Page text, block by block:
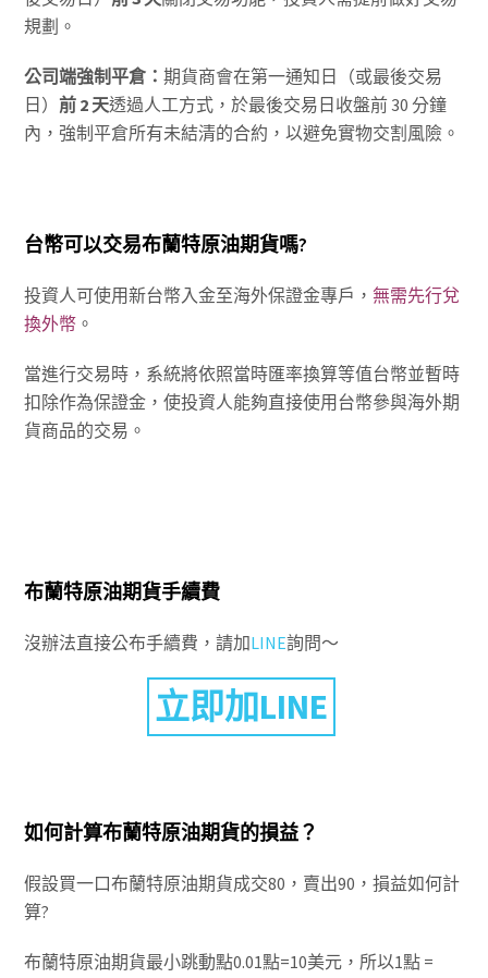
規劃。
公司端強制平倉：期貨商會在第一通知日（或最後交易
日）前 2 天透過人工方式，於最後交易日收盤前 30 分鐘
內，強制平倉所有未結清的合約，以避免實物交割風險。
台幣可以交易布蘭特原油期貨嗎?
投資人可使用新台幣入金至海外保證金專戶，無需先行兌
換外幣 。
當進行交易時，系統將依照當時匯率換算等值台幣並暫時
扣除作為保證金，使投資人能夠直接使用台幣參與海外期
貨商品的交易。
布蘭特原油期貨手續費
沒辦法直接公布手續費，請加LINE詢問～
立即加LINE
如何計算布蘭特原油期貨的損益？
假設買一口布蘭特原油期貨成交80，賣出90，損益如何計
算?
布蘭特原油期貨最小跳動點0.01點=10美元，所以1點 =